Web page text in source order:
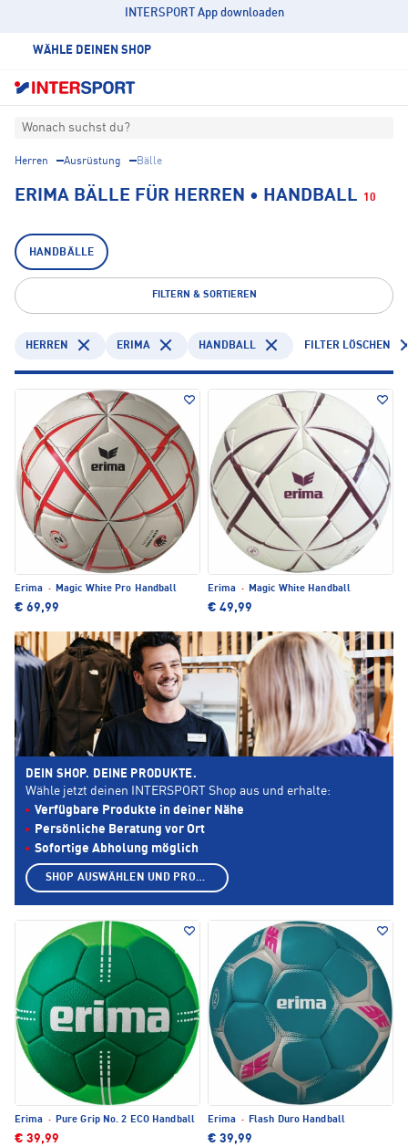
INTERSPORT App downloaden
WÄHLE DEINEN SHOP
Wonach suchst du?
Herren Ausrüstung Bälle
ERIMA BÄLLE FÜR HERREN • HANDBALL 10
HANDBÄLLE
FILTERN & SORTIEREN
HERREN ERIMA HANDBALL FILTER LÖSCHEN
Erima · Magic White Pro Handball
€ 69,99
Erima · Magic White Handball
€ 49,99
Erima · Pure Grip No. 2 ECO Handball
€ 39,99
Erima · Flash Duro Handball
€ 39,99
DEIN SHOP. DEINE PRODUKTE.
Wähle jetzt deinen INTERSPORT Shop aus und erhalte:
Verfügbare Produkte in deiner Nähe
Persönliche Beratung vor Ort
Sofortige Abholung möglich
SHOP AUSWÄHLEN UND PRODUKTE ANZEIGEN